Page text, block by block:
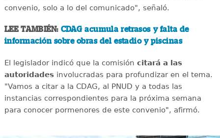
convenio, solo a lo del comunicado", señaló.
LEE TAMBIÉN: CDAG acumula retrasos y falta de
información sobre obras del estadio y piscinas
El legislador indicó que la comisión citará a las
autoridadesinvolucradas para profundizar en el tema.
"Vamos a citar a la CDAG, al PNUD y a todas las
instancias correspondientes para la próxima semana
para conocer pormenores de este convenio", afirmó.